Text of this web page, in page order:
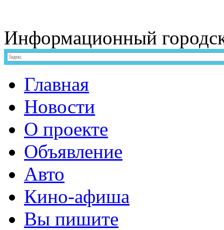
Информационный
Главная
Новости
О проекте
Объявление
Авто
Кино-афиша
Вы пишите